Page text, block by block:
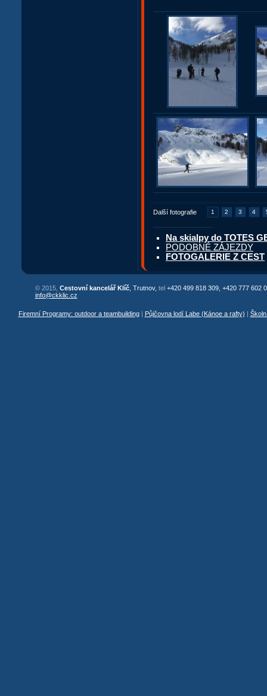
Další fotografie 1 2 3 4
Na skialpy do TOTES
PODOBNÉ ZÁJEZDY
FOTOGALERIE Z CEST
© 2015, Cestovní kancelář Klíč, Trutnov, tel +420 499 818 309, +420 777 602
info@ckklic.cz
Firemní Programy: outdoor a teambuilding| Půjčovna lodí Labe (Kánoe a rafty)